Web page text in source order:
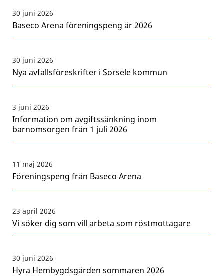
30 juni 2026
Baseco Arena föreningspeng år 2026
30 juni 2026
Nya avfallsföreskrifter i Sorsele kommun
3 juni 2026
Information om avgiftssänkning inom
barnomsorgen från 1 juli 2026
11 maj 2026
Föreningspeng från Baseco Arena
23 april 2026
Vi söker dig som vill arbeta som röstmottagare
30 juni 2026
Hyra Hembygdsgården sommaren 2026